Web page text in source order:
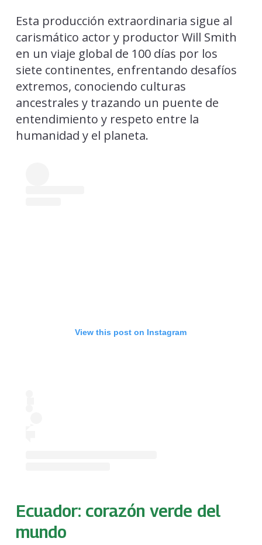
Esta producción extraordinaria sigue al
carismático actor y productor Will Smith
en un viaje global de 100 días por los
siete continentes, enfrentando desafíos
extremos, conociendo culturas
ancestrales y trazando un puente de
entendimiento y respeto entre la
humanidad y el planeta.
View this post on Instagram
Ecuador: corazón verde del
mundo